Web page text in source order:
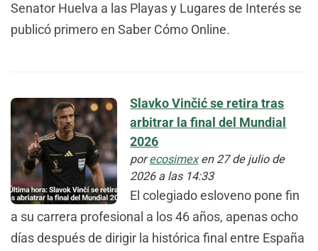
Senator Huelva a las Playas y Lugares de Interés se
publicó primero en Saber Cómo Online.
Slavko Vinčić se retira tras
arbitrar la final del Mundial
2026
porecosimexen 27 de julio de
2026 a las 14:33
El colegiado esloveno pone fin
a su carrera profesional a los 46 años, apenas ocho
días después de dirigir la histórica final entre España